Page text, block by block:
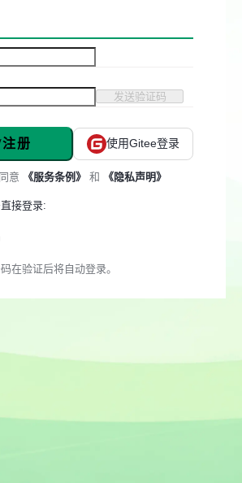
发送验证码
册 使用Gitee登录
意 《服务条例》 和 《隐私声明》
接登录:
在验证后将自动登录。